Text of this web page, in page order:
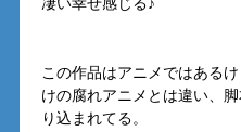
この作品はアニメではある
けの腐れアニメとは違い、
り込まれてる。